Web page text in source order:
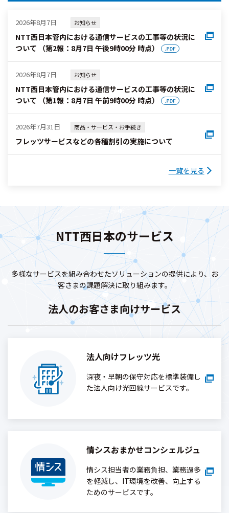
2026年8月7日 お知らせ
NTT西日本管内における通信サービスの工事等の状況に
ついて （第2報：8月7日 午後9時00分 時点）
2026年8月7日 お知らせ
NTT西日本管内における通信サービスの工事等の状況に
ついて （第1報：8月7日 午前9時00分 時点）
2026年7月31日 商品・サービス・お手続き
フレッツサービスなどの各種割引の実施について
一覧を見る
NTT西日本のサービス
多様なサービスを組み合わせたソリューションの提供により、お
客さまの課題解決に取り組みます。
法人のお客さま向けサービス
法人向けフレッツ光
深夜・早朝の保守対応を標準装備し
た法人向け光回線サービスです。
情シスおまかせコンシェルジュ
情シス担当者の業務負担、業務過多
を軽減し、IT環境を改善、向上する
ためのサービスです。